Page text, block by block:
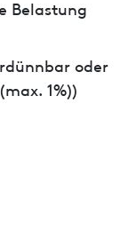
Belastung
oder
1%))